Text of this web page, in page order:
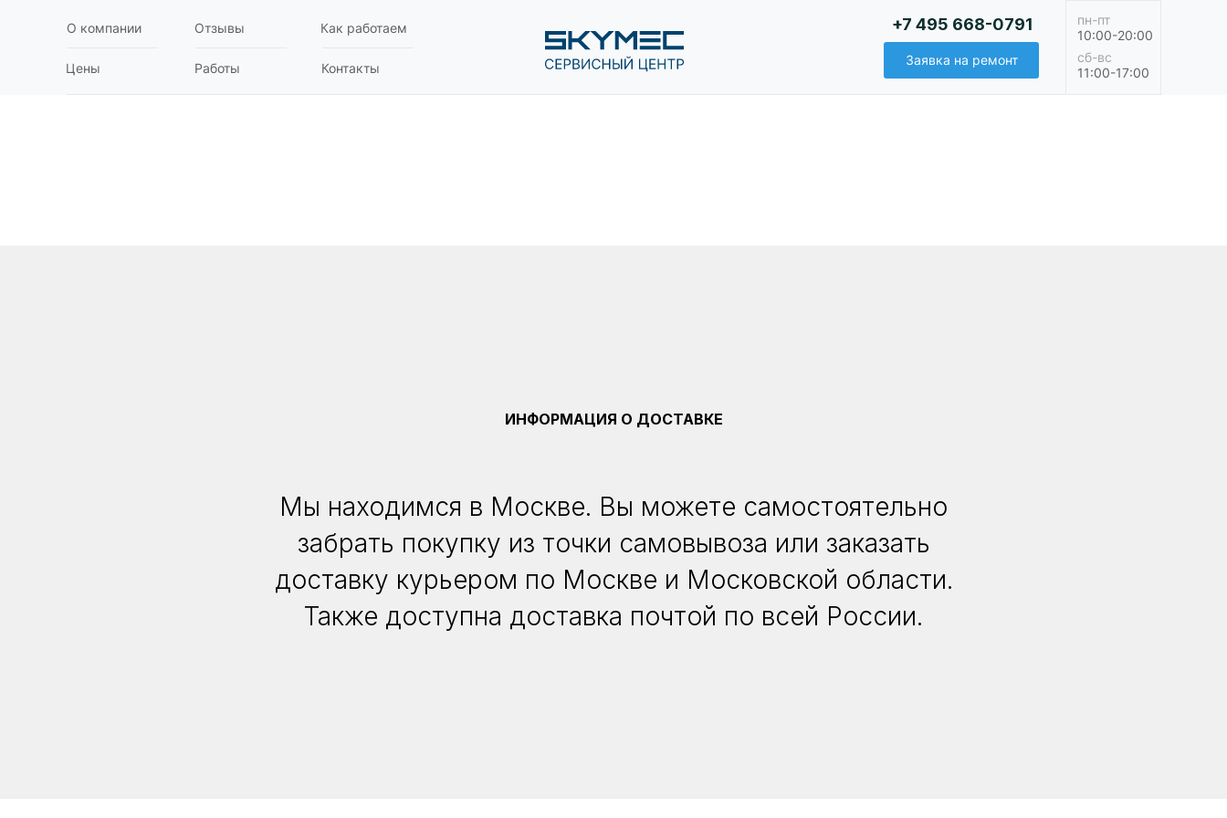
О компании Отзывы Как работаем
Работы Контакты
пн-пт
сб-вс
10:00-20:00
11:00-17:00
Цены
+7 495 668-0791
Заявка на ремонт
ИНФОРМАЦИЯ О ДОСТАВКЕ
Мы находимся в Москве. Вы можете самостоятельно
забрать покупку из точки самовывоза или заказать
доставку курьером по Москве и Московской области.
Также доступна доставка почтой по всей России.